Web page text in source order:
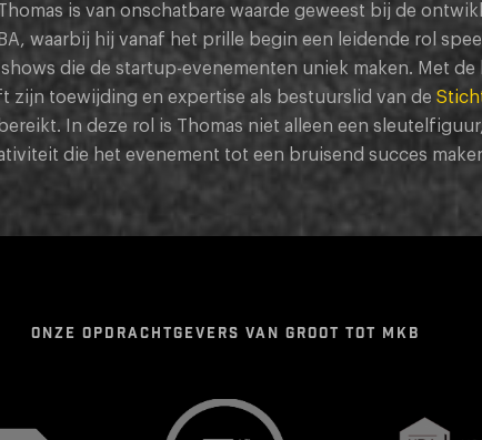
is van onschatbare waarde geweest bij de
waarbij hij vanaf het prille begin een leidende rol
die de startup-evenementen uniek maken. Met de
zijn toewijding en expertise als bestuurslid van de
In deze rol is Thomas niet alleen een
die het evenement tot een bruisend succes
ONZE OPDRACHTGEVERS VAN GROOT TOT MKB